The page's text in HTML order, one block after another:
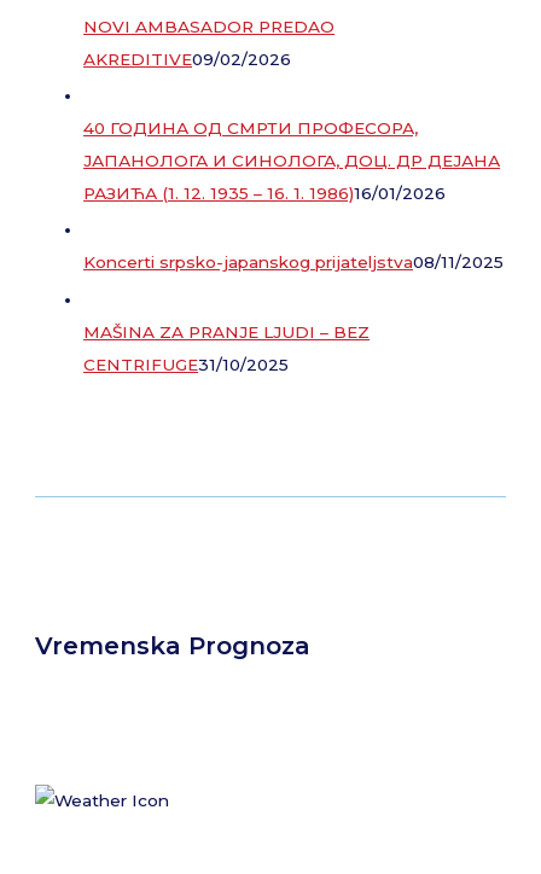
NOVI AMBASADOR PREDAO
AKREDITIVE09/02/2026
40 ГОДИНА ОД СМРТИ ПРОФЕСОРА,
ЈАПАНОЛОГА И СИНОЛОГА, ДОЦ. ДР ДЕЈАНА
РАЗИЋА (1. 12. 1935 – 16. 1. 1986)16/01/2026
Koncerti srpsko-japanskog prijateljstva08/11/2025
MAŠINA ZA PRANJE LJUDI – BEZ
CENTRIFUGE31/10/2025
Vremenska Prognoza